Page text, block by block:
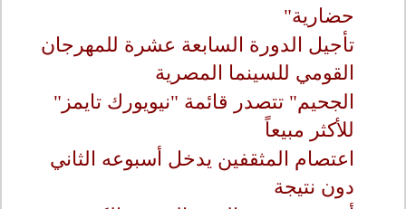
حضارية"
تأجيل الدورة السابعة عشرة للمهرجان
القومي للسينما المصرية
الجحيم" تتصدر قائمة "نيويورك تايمز"
للأكثر مبيعاً
اعتصام المثقفين يدخل أسبوعه الثاني
دون نتيجة